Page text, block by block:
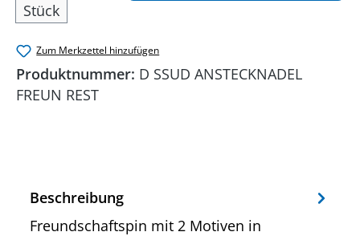
Stück
Zum Merkzettel hinzufügen
Produktnummer: D SSUD ANSTECKNADEL
FREUN REST
Beschreibung
Freundschaftspin mit 2 Motiven in